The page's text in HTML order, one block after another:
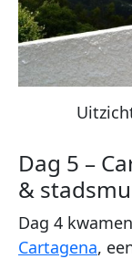
Dag 5 –
&
Dag 4
Cartagena,